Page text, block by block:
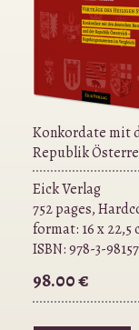
Konkordate mit
Republik
Eick Verlag
752 pages,
format: 16 x 22,5
ISBN:978-3-
98.00 €